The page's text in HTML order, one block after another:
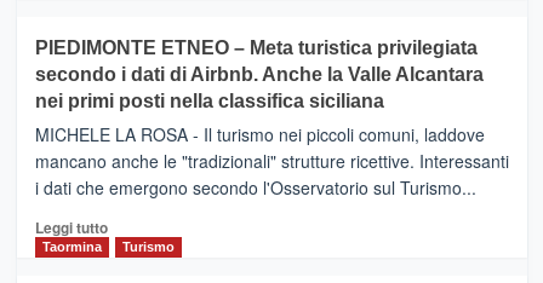
CATANIA
–
Inaugurato
il
nuovo
collegamento
tra
e
Zanzibar
PIEDIMONTE ETNEO – Meta turistica privilegiata
secondo i dati di Airbnb. Anche la Valle Alcantara
nei primi posti nella classifica siciliana
MICHELE LA ROSA - Il turismo nei piccoli comuni, laddove
mancano anche le "tradizionali" strutture ricettive. Interessanti
i dati che emergono secondo l'Osservatorio sul Turismo...
Leggi tuttoLeggi
Taormina Turismo